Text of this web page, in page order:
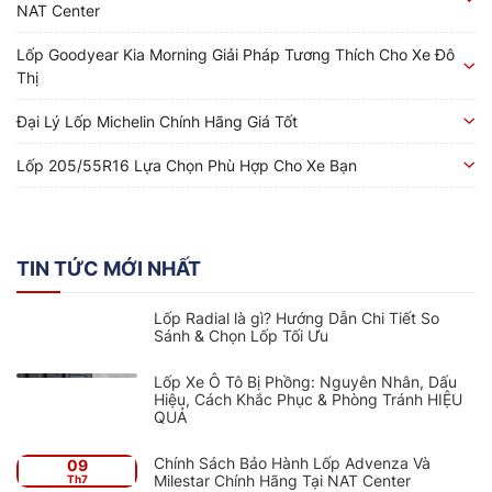
NAT Center
Lốp Goodyear Kia Morning Giải Pháp Tương Thích Cho Xe Đô
Thị
Đại Lý Lốp Michelin Chính Hãng Giá Tốt
Lốp 205/55R16 Lựa Chọn Phù Hợp Cho Xe Bạn
TIN TỨC MỚI NHẤT
Lốp Radial là gì? Hướng Dẫn Chi Tiết So
Sánh & Chọn Lốp Tối Ưu
Lốp Xe Ô Tô Bị Phồng: Nguyên Nhân, Dấu
Hiệu, Cách Khắc Phục & Phòng Tránh HIỆU
QUẢ
09
Th7
Chính Sách Bảo Hành Lốp Advenza Và
Milestar Chính Hãng Tại NAT Center